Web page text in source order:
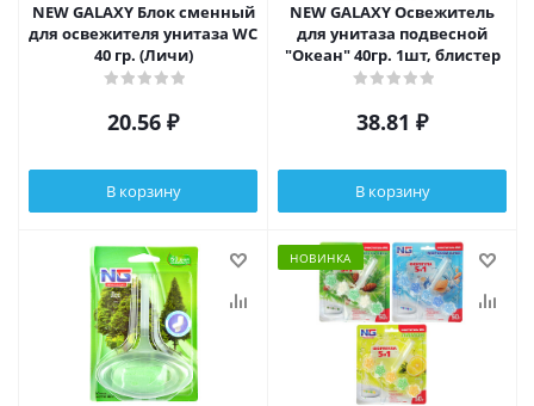
NEW GALAXY Блок сменный
для освежителя унитаза WC
40 гр. (Личи)
20.56 ₽
В корзину
NEW GALAXY Освежитель
для унитаза подвесной
"Океан" 40гр. 1шт, блистер
38.81 ₽
В корзину
НОВИНКА